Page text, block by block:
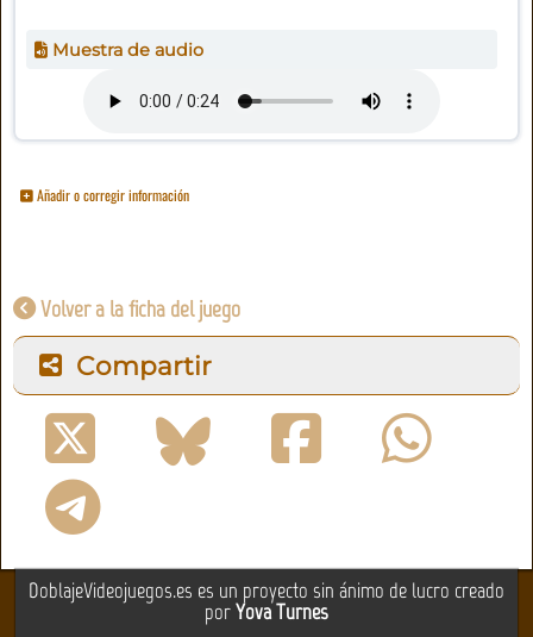
Muestra de audio
Añadir o corregir información
Volver a la ficha del juego
Compartir
DoblajeVideojuegos.es es un proyecto sin ánimo de lucro creado
porYova Turnes